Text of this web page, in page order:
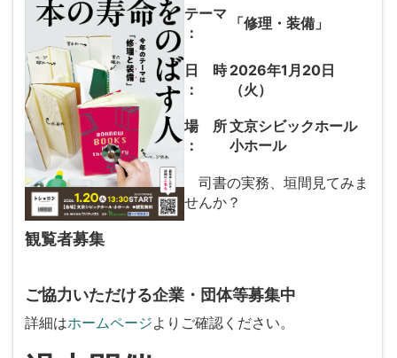
テーマ
：
「修理・装備」
日 時
：
2026年1月20日
（火）
場 所
：
文京シビックホール
小ホール
司書の実務、垣間見てみま
せんか？
観覧者募集
ご協力いただける企業・団体等募集中
詳細はホームページよりご確認ください。